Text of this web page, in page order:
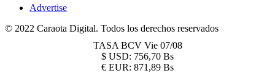
Advertise
© 2022 Caraota Digital. Todos los derechos reservados
TASA BCV Vie 07/08
$ USD: 756,70 Bs
€ EUR: 871,89 Bs